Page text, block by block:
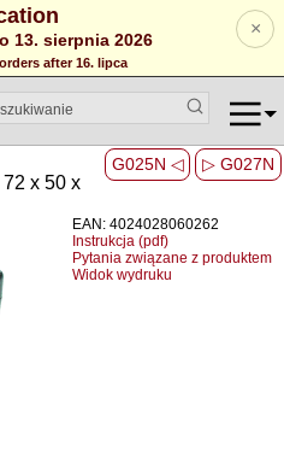
13. sierpnia 2026
after 16. lipca
×
G025N ◁ ▷ G027N
x 50 x
EAN: 4024028060262
Instrukcja (pdf)
Pytania związane z produktem
Widok wydruku